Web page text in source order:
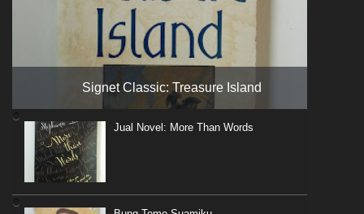
Signet Classic: Treasure Island
Jual Novel: More Than Words